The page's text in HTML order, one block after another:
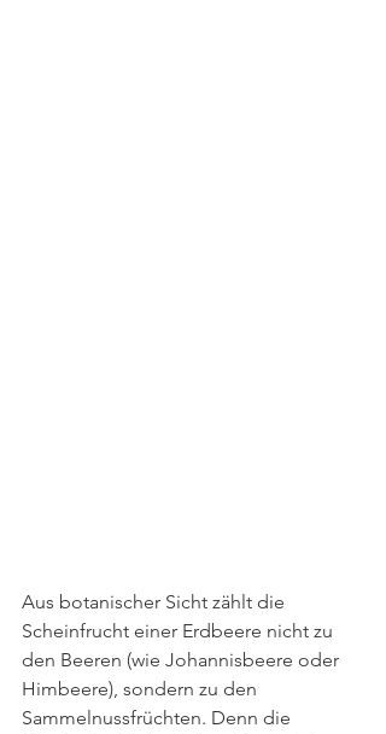
Aus botanischer Sicht zählt die
Scheinfrucht einer Erdbeere nicht zu
den Beeren (wie Johannisbeere oder
Himbeere), sondern zu den
Sammelnussfrüchten. Denn die